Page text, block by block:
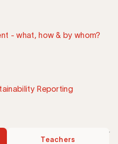
- what, how & by whom?
Reporting
Teachers